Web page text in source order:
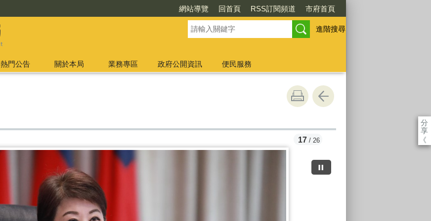
網站導覽 回首頁 RSS訂閱頻道 市府首頁
進階搜尋
熱門公告 關於本局 業務專區 政府公開資訊
便民服務
分
享
《
17 / 26